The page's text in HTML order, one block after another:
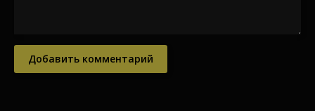
Добавить комментарий